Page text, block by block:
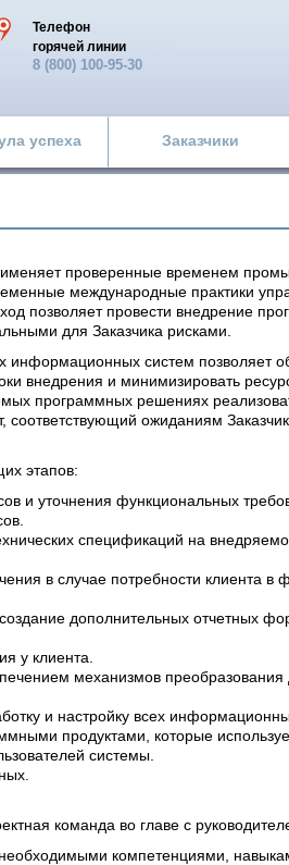
Телефон
горячей линии
8 (800) 100-95-30
успеха Заказчики
проверенные временем
международные практики
позволяет провести внедрение
для Заказчика рисками.
информационных систем позволяет
внедрения и минимизировать
программных решениях
соответствующий ожиданиям
этапов:
и уточнения функциональных
спецификаций на
в случае потребности клиента в
дополнительных отчетных
у клиента.
механизмов преобразования
и настройку всех
продуктами, которые
системы.
команда во главе с
компетенциями,